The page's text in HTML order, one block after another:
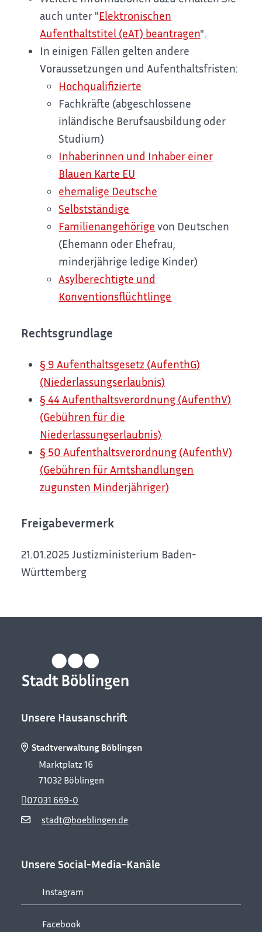
auch unter "Elektronischen
Aufenthaltstitel (eAT) beantragen".
In einigen Fällen gelten andere
Voraussetzungen und Aufenthaltsfristen:
Hochqualifizierte
Fachkräfte (abgeschlossene
inländische Berufsausbildung oder
Studium)
Inhaberinnen und Inhaber einer
Blauen Karte EU
ehemalige Deutsche
Selbstständige
Familienangehörige von Deutschen
(Ehemann oder Ehefrau,
minderjährige ledige Kinder)
Asylberechtigte und
Konventionsflüchtlinge
Rechtsgrundlage
§ 9 Aufenthaltsgesetz (AufenthG)
(Niederlassungserlaubnis)
§ 44 Aufenthaltsverordnung (AufenthV)
(Gebühren für die
Niederlassungserlaubnis)
§ 50 Aufenthaltsverordnung (AufenthV)
(Gebühren für Amtshandlungen
zugunsten Minderjähriger)
Freigabevermerk
21.01.2025 Justizministerium Baden-
Württemberg
Unsere Hausanschrift
Stadtverwaltung Böblingen
Marktplatz 16
71032 Böblingen
stadt@boeblingen.de
07031 669-0
Unsere Social-Media-Kanäle
Instagram
Facebook